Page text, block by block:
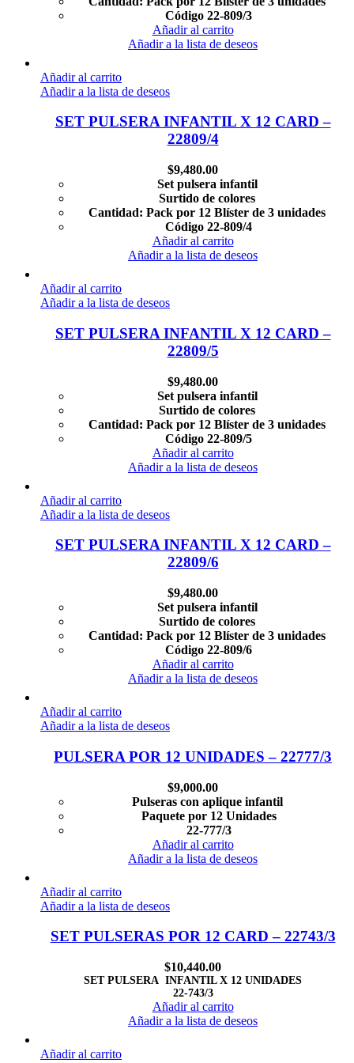
Código 22-809/3
Añadir al carrito
Añadir a la lista de deseos
Añadir al carrito
Añadir a la lista de deseos
SET PULSERA INFANTIL X 12 CARD –
22809/4
$9,480.00
Set pulsera infantil
Surtido de colores
Cantidad: Pack por 12 Blíster de 3 unidades
Código 22-809/4
Añadir al carrito
Añadir a la lista de deseos
Añadir al carrito
Añadir a la lista de deseos
SET PULSERA INFANTIL X 12 CARD –
22809/5
$9,480.00
Set pulsera infantil
Surtido de colores
Cantidad: Pack por 12 Blíster de 3 unidades
Código 22-809/5
Añadir al carrito
Añadir a la lista de deseos
Añadir al carrito
Añadir a la lista de deseos
SET PULSERA INFANTIL X 12 CARD –
22809/6
$9,480.00
Set pulsera infantil
Surtido de colores
Cantidad: Pack por 12 Blíster de 3 unidades
Código 22-809/6
Añadir al carrito
Añadir a la lista de deseos
Añadir al carrito
Añadir a la lista de deseos
PULSERA POR 12 UNIDADES – 22777/3
$9,000.00
Pulseras con aplique infantil
Paquete por 12 Unidades
22-777/3
Añadir al carrito
Añadir a la lista de deseos
Añadir al carrito
Añadir a la lista de deseos
SET PULSERAS POR 12 CARD – 22743/3
$10,440.00
SET PULSERA INFANTIL X 12 UNIDADES
22-743/3
Añadir al carrito
Añadir a la lista de deseos
Añadir al carrito